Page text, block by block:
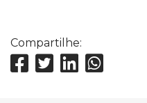
Compartilhe: